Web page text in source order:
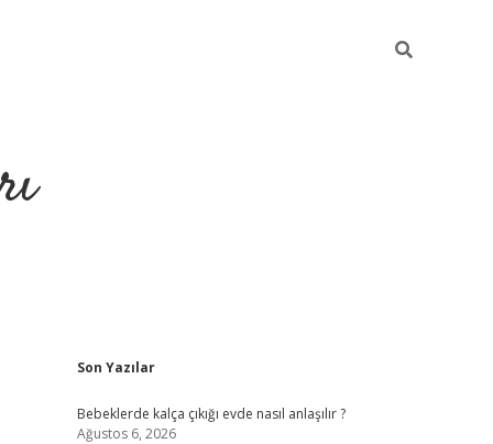
Sidebar
Son Yazılar
Bebeklerde kalça çıkığı evde nasıl anlaşılır ?
Ağustos 6, 2026